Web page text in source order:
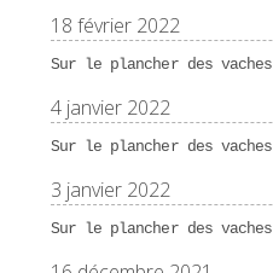
18 février 2022
Sur le plancher des vaches
4 janvier 2022
Sur le plancher des vaches
3 janvier 2022
Sur le plancher des vaches